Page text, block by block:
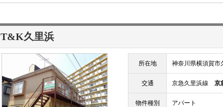
T&K久里浜
所在地 神奈川県横須賀市
交通 京急久里浜線 京
物件種別 アパート